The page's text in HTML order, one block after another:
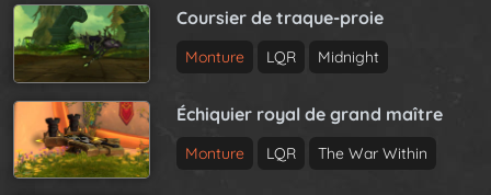
Coursier de traque-proie
Monture LQR Midnight
Échiquier royal de grand maître
Monture LQR The War Within